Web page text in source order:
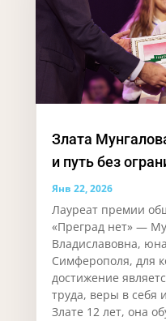
Злата
и путь без
Янв 22, 2026
Лауреат премии
«Преград нет» —
Владиславовна,
Симферополя, для
достижение
труда, веры в себя
Злате 12 лет, она